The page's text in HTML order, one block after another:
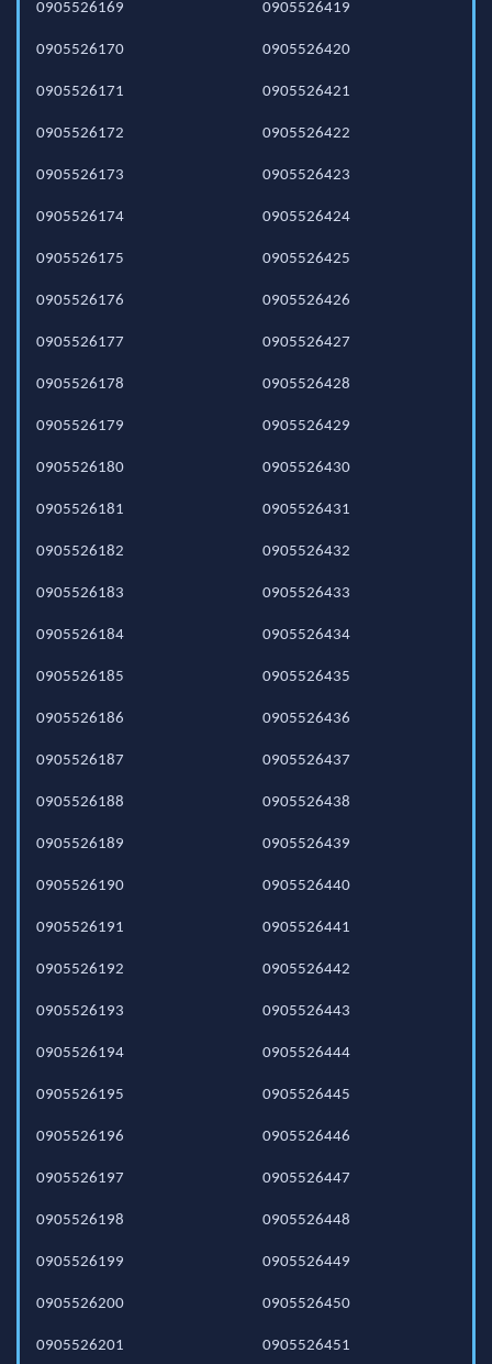
0905526169
0905526170
0905526171
0905526172
0905526173
0905526174
0905526175
0905526176
0905526177
0905526178
0905526179
0905526180
0905526181
0905526182
0905526183
0905526184
0905526185
0905526186
0905526187
0905526188
0905526189
0905526190
0905526191
0905526192
0905526193
0905526194
0905526195
0905526196
0905526197
0905526198
0905526199
0905526200
0905526201
0905526419
0905526420
0905526421
0905526422
0905526423
0905526424
0905526425
0905526426
0905526427
0905526428
0905526429
0905526430
0905526431
0905526432
0905526433
0905526434
0905526435
0905526436
0905526437
0905526438
0905526439
0905526440
0905526441
0905526442
0905526443
0905526444
0905526445
0905526446
0905526447
0905526448
0905526449
0905526450
0905526451